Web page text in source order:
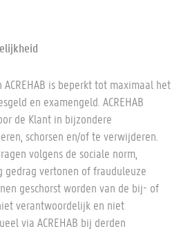
is beperkt tot maximaal het
en examengeld. ACREHAB
de Klant in bijzondere
schorsen en/of te verwijderen.
volgens de sociale norm,
gedrag vertonen of frauduleuze
geschorst worden van de bij- of
verantwoordelijk en niet
via ACREHAB bij derden